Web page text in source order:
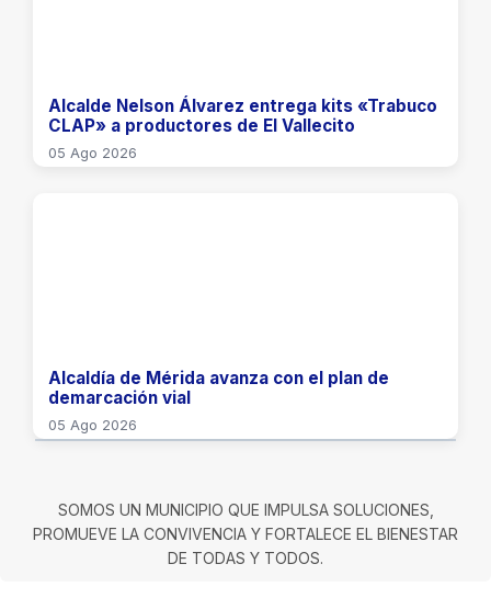
Alcalde Nelson Álvarez entrega kits «Trabuco
CLAP» a productores de El Vallecito
05 Ago 2026
Alcaldía de Mérida avanza con el plan de
demarcación vial
05 Ago 2026
SOMOS UN MUNICIPIO QUE IMPULSA SOLUCIONES,
PROMUEVE LA CONVIVENCIA Y FORTALECE EL BIENESTAR
DE TODAS Y TODOS.